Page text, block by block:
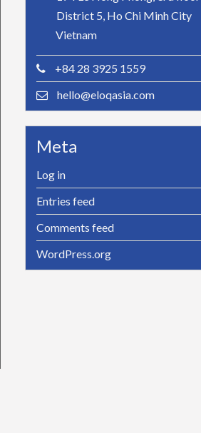
District 5, Ho Chi Minh City
Vietnam
+84 28 3925 1559
hello@eloqasia.com
Meta
Log in
Entries feed
Comments feed
WordPress.org